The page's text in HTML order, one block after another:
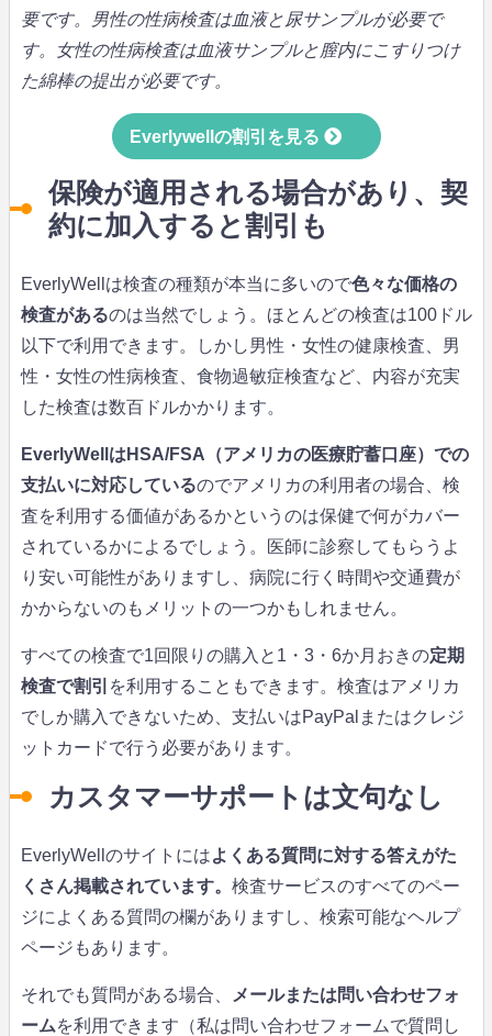
要です。男性の性病検査は血液と尿サンプルが必要で
す。女性の性病検査は血液サンプルと膣内にこすりつけ
た綿棒の提出が必要です。
Everlywellの割引を見る
保険が適用される場合があり、契
約に加入すると割引も
EverlyWellは検査の種類が本当に多いので色々な価格の
検査があるのは当然でしょう。ほとんどの検査は100ドル
以下で利用できます。しかし男性・女性の健康検査、男
性・女性の性病検査、食物過敏症検査など、内容が充実
した検査は数百ドルかかります。
EverlyWellはHSA/FSA（アメリカの医療貯蓄口座）での
支払いに対応しているのでアメリカの利用者の場合、検
査を利用する価値があるかというのは保健で何がカバー
されているかによるでしょう。医師に診察してもらうよ
り安い可能性がありますし、病院に行く時間や交通費が
かからないのもメリットの一つかもしれません。
すべての検査で1回限りの購入と1・3・6か月おきの定期
検査で割引 を利用することもできます。検査はアメリカ
でしか購入できないため、支払いはPayPalまたはクレジ
ットカードで行う必要があります。
カスタマーサポートは文句なし
EverlyWellのサイトにはよくある質問に対する答えがた
くさん掲載されています。 検査サービスのすべてのペー
ジによくある質問の欄がありますし、検索可能なヘルプ
ページもあります。
それでも質問がある場合、
メールまたは問い合わせフォ
ームを利用できます（私は問い合わせフォームで質問し